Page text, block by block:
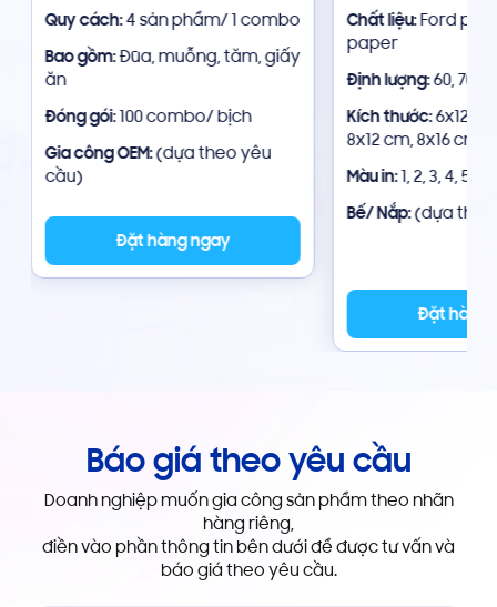
Quy cách:4 sản phẩm/ 1 combo
Bao gồm:Đũa, muỗng, tăm, giấy
ăn
Đóng gói : 100 combo/ bịch
Gia công OEM:(dựa theo yêu
cầu)
Đặt hàng ngay
Chất liệu: Ford
paper
Định lượng:60, 70,
Kích thước:6x12
8x12 cm, 8x16 cm
Màu in: 1, 2, 3, 4, 5,...
Bế/ Nắp:(dựa
Đặt hàng
Báo giá theo yêu cầu
Doanh nghiệp muốn gia công sản phẩm theo nhãn
hàng riêng,
điền vào phần thông tin bên dưới để được tư vấn và
báo giá theo yêu cầu.